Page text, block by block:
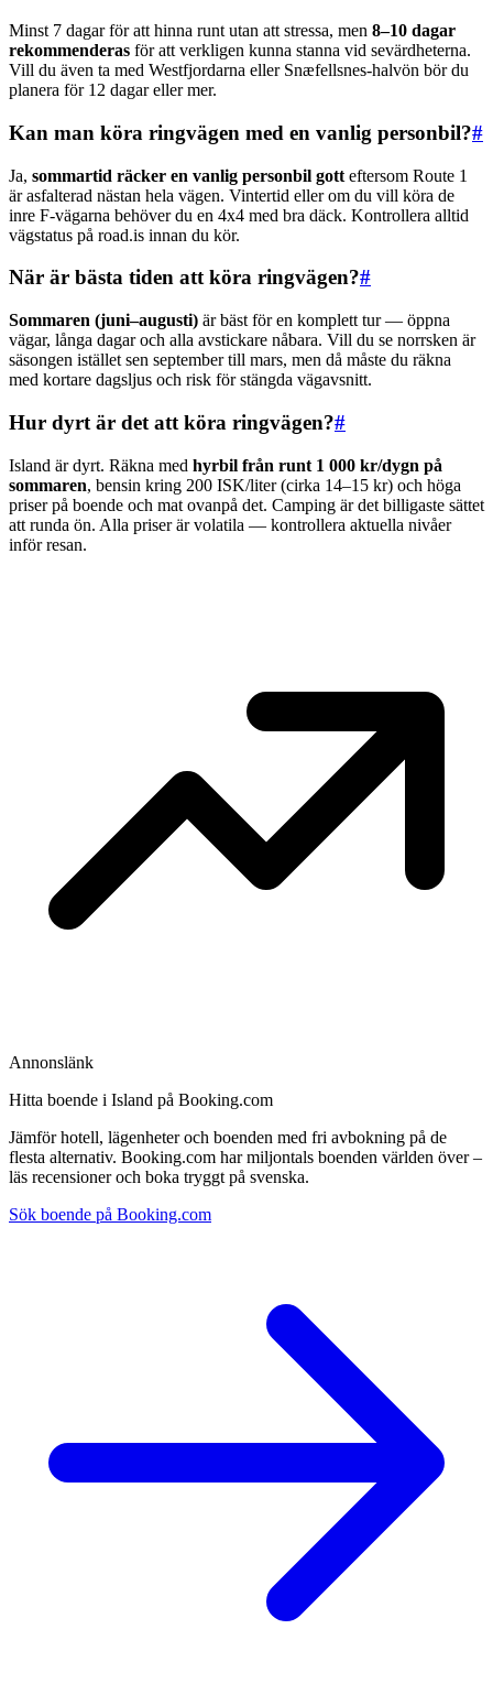
Minst 7 dagar för att hinna runt utan att stressa, men 8–10 dagar
rekommenderas för att verkligen kunna stanna vid sevärdheterna.
Vill du även ta med Westfjordarna eller Snæfellsnes-halvön bör du
planera för 12 dagar eller mer.
Kan man köra ringvägen med en vanlig personbil?#
Ja, sommartid räcker en vanlig personbil gott eftersom Route 1
är asfalterad nästan hela vägen. Vintertid eller om du vill köra de
inre F-vägarna behöver du en 4x4 med bra däck. Kontrollera alltid
vägstatus på road.is innan du kör.
När är bästa tiden att köra ringvägen?#
Sommaren (juni–augusti) är bäst för en komplett tur — öppna
vägar, långa dagar och alla avstickare nåbara. Vill du se norrsken är
säsongen istället sen september till mars, men då måste du räkna
med kortare dagsljus och risk för stängda vägavsnitt.
Hur dyrt är det att köra ringvägen?#
Island är dyrt. Räkna med hyrbil från runt 1 000 kr/dygn på
sommaren, bensin kring 200 ISK/liter (cirka 14–15 kr) och höga
priser på boende och mat ovanpå det. Camping är det billigaste sättet
att runda ön. Alla priser är volatila — kontrollera aktuella nivåer
inför resan.
Annonslänk
Hitta boende i Island på Booking.com
Jämför hotell, lägenheter och boenden med fri avbokning på de
flesta alternativ. Booking.com har miljontals boenden världen över –
läs recensioner och boka tryggt på svenska.
Sök boende på Booking.com